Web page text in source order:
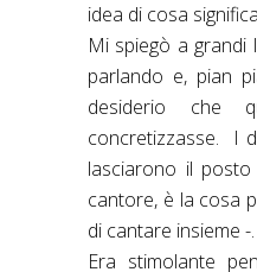
idea di cosa
Mi spiegò a grandi
parlando e, pian
desiderio che
concretizzasse. I
lasciarono il
cantore, è la cosa
di cantare insieme -.
Era stimolante